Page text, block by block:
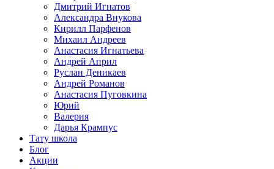
Дмитрий Игнатов
Александра Внукова
Кирилл Парфенов
Михаил Андреев
Анастасия Игнатьева
Андрей Април
Руслан Деникаев
Андрей Романов
Анастасия Пуговкина
Юрий
Валерия
Дарья Крампус
Тату школа
Блог
Акции